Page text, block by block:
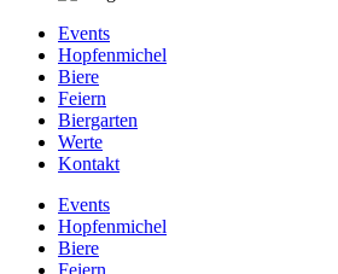
Events
Hopfenmichel
Biere
Feiern
Biergarten
Werte
Kontakt
Events
Hopfenmichel
Biere
Feiern